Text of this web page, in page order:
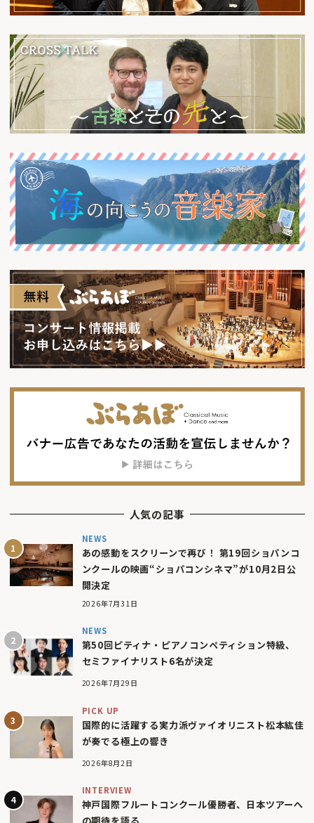
人気の記事
NEWS
あの感動をスクリーンで再び！ 第19回ショパンコ
ンクールの映画“ショパコンシネマ”が10月2日公
開決定
2026年7月31日
NEWS
第50回ピティナ・ピアノコンペティション特級、
セミファイナリスト6名が決定
2026年7月29日
PICK UP
国際的に活躍する実力派ヴァイオリニスト松本紘佳
が奏でる極上の響き
2026年8月2日
INTERVIEW
神戸国際フルートコンクール優勝者、日本ツアーへ